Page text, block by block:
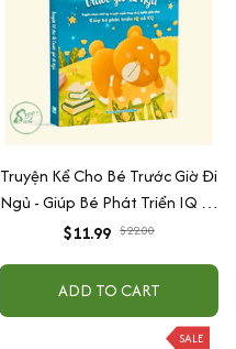
Truyện Kể Cho Bé Trước Giờ Đi
Ngủ - Giúp Bé Phát Triển IQ Và
EQ
$11.99 $22.00
ADD TO CART
SALE